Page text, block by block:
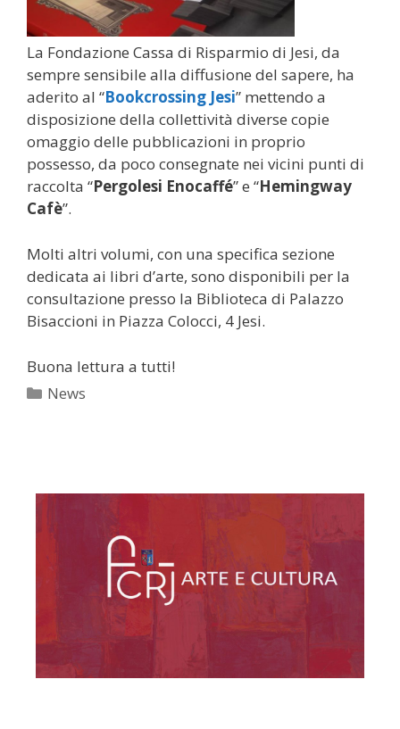
La Fondazione Cassa di Risparmio di Jesi, da
sempre sensibile alla diffusione del sapere, ha
aderito al “Bookcrossing Jesi” mettendo a
disposizione della collettività diverse copie
omaggio delle pubblicazioni in proprio
possesso, da poco consegnate nei vicini punti di
raccolta “Pergolesi Enocaffé” e “Hemingway
Cafè”.
Molti altri volumi, con una specifica sezione
dedicata ai libri d’arte, sono disponibili per la
consultazione presso la Biblioteca di Palazzo
Bisaccioni in Piazza Colocci, 4 Jesi.
Buona lettura a tutti!
Categorie
News